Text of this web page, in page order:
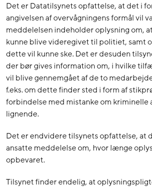
Det er Datatilsynets opfattelse, at det i
angivelsen af overvågningens formål vil
meddelelsen indeholder oplysning om,
kunne blive videregivet til politiet, samt
dette vil kunne ske. Det er desuden
der bør gives information om, i hvilke
vil blive gennemgået af de to
f.eks. om dette finder sted i form af
forbindelse med mistanke om
lignende.
Det er endvidere tilsynets opfattelse, at
ansatte meddelelse om, hvor længe
opbevaret.
Tilsynet finder endelig, at